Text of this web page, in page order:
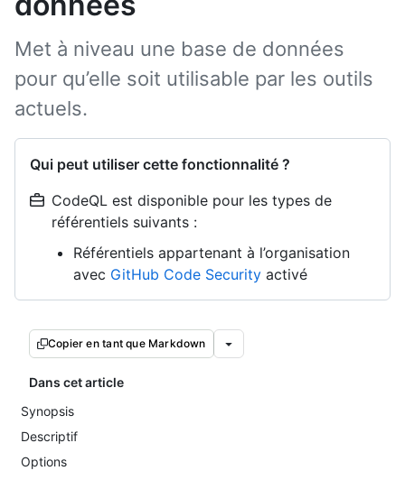
Met à niveau une base de données
pour qu’elle soit utilisable par les outils
actuels.
Qui peut utiliser cette fonctionnalité ?
CodeQL est disponible pour les types de
référentiels suivants :
Référentiels appartenant à l’organisation
avec GitHub Code Security activé
Copier en tant que Markdown
Dans cet article
Synopsis
Descriptif
Options